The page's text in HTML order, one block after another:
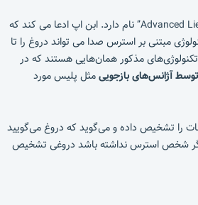
این نرم‌افزار “Advanced Lie Detector Plus” نام دارد. ابن اپ ادعا می کند که
مبتنی بر استرس صدا می تواند دروغ را تا
مذکور همان‌هایی هستند که در
آژانس‌های بازجوییمثل پلیس مورد
را تشخیص داده و می‌گوید که دروغ می‌گویید
شخص استرس نداشته باشد دروغی تشخیص